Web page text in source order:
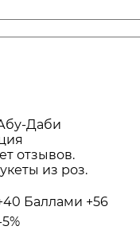
Даби
отзывов.
из роз.
Баллами +56
5%